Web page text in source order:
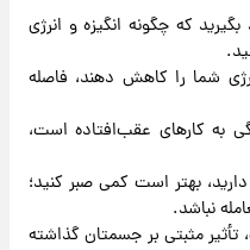
که چگونه انگیزه و انرژی
شما را کاهش دهند، فاصله
به کارهای عقب‌افتاده است،
بهتر است کمی صبر کنید؛
نباشد.
مثبتی بر جسمتان گذاشته